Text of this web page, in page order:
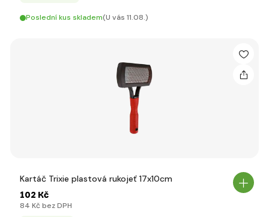
Poslední kus skladem(U vás 11.08.)
Kartáč Trixie plastová rukojeť 17x10cm
102 Kč
84 Kč bez DPH